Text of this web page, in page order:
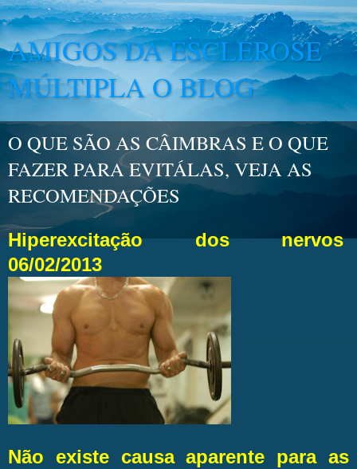
AMIGOS DA ESCLEROSE
MÚLTIPLA O BLOG
O QUE SÃO AS CÂIMBRAS E O QUE
FAZER PARA EVITÁLAS, VEJA AS
RECOMENDAÇÕES
Hiperexcitação dos nervos
06/02/2013
Não existe causa aparente para as